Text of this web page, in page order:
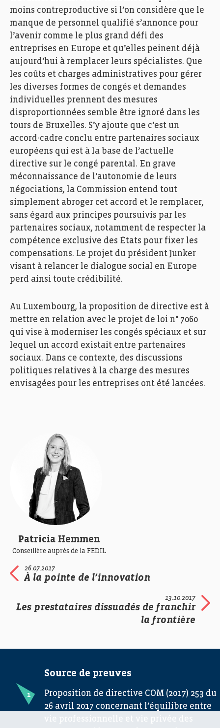
moins contreproductive si l’on considère que le
manque de personnel qualifié s’annonce pour
l’avenir comme le plus grand défi des
entreprises en Europe et qu’elles peinent déjà
aujourd’hui à remplacer leurs spécialistes. Que
les coûts et charges administratives pour gérer
les diverses formes de congés et demandes
individuelles prennent des mesures
disproportionnées semble être ignoré dans les
tours de Bruxelles. S’y ajoute que c’est un
accord-cadre conclu entre partenaires sociaux
européens qui est à la base de l’actuelle
directive sur le congé parental. En grave
méconnaissance de l’autonomie de leurs
négociations, la Commission entend tout
simplement abroger cet accord et le remplacer,
sans égard aux principes poursuivis par les
partenaires sociaux, notamment de respecter la
compétence exclusive des États pour fixer les
compensations. Le projet du président Junker
visant à relancer le dialogue social en Europe
perd ainsi toute crédibilité.
Au Luxembourg, la proposition de directive est à
mettre en relation avec le projet de loi n° 7060
qui vise à moderniser les congés spéciaux et sur
lequel un accord existait entre partenaires
sociaux. Dans ce contexte, des discussions
politiques relatives à la charge des mesures
envisagées pour les entreprises ont été lancées.
Patricia Hemmen
Conseillère auprès de la FEDIL
26.07.2017
À la pointe de l’innovation
13.10.2017
Les prestataires dissuadés de franchir
la frontière
Source de preuves
Proposition de directive COM (2017) 253 du
26 avril 2017 concernant l’équilibre entre
vie professionnelle et vie privée des